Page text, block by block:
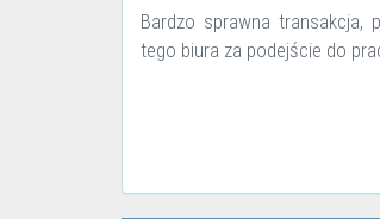
Bardzo sprawna transakcja,
tego biura za podejście do